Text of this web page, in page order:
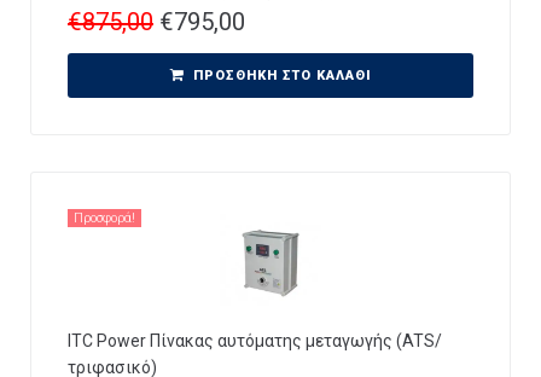
€875,00 €795,00
ΠΡΟΣΘΉΚΗ ΣΤΟ ΚΑΛΆΘΙ
Προσφορά!
ITC Power Πίνακας αυτόματης μεταγωγής (ATS/
τριφασικό)